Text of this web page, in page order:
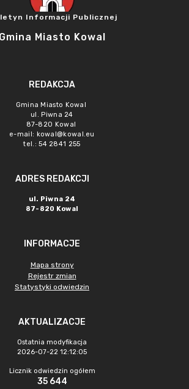
Informacji Publicznej
Gmina Miasto Kowal
REDAKCJA
Gmina Miasto Kowal
ul. Piwna 24
87-820 Kowal
e-mail: kowal@kowal.eu
tel.: 54 2841 255
ADRES REDAKCJI
ul. Piwna 24
87-820 Kowal
INFORMACJE
Mapa strony
Rejestr zmian
Statystyki odwiedzin
AKTUALIZACJE
Ostatnia modyfikacja
2026-07-22 12:12:05
Licznik odwiedzin ogółem
35 644